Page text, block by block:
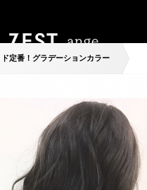
ド定番！グラデーションカラー